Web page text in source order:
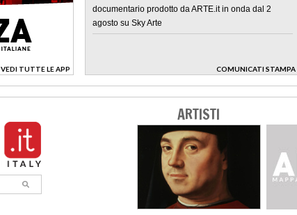
VEDI TUTTE LE APP
>
documentario prodotto da ARTE.it in onda dal 2
agosto su Sky Arte
COMUNICATI STAMPA
>
ARTISTI